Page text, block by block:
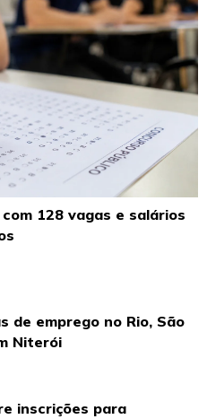
128 vagas e salários
de emprego no Rio, São
Niterói
inscrições para